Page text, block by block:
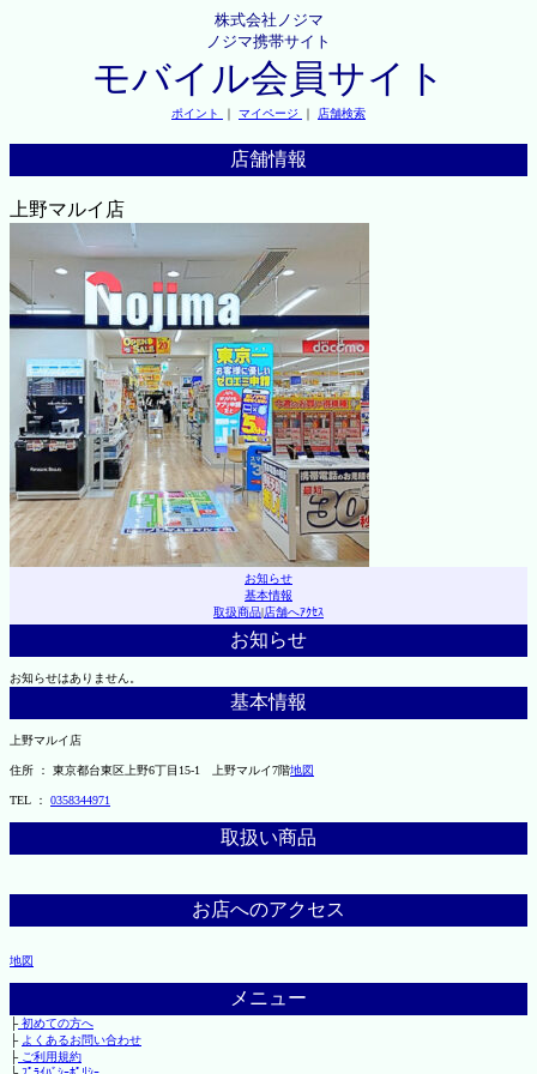
株式会社ノジマ
ノジマ携帯サイト
モバイル会員サイト
ポイント ｜ マイページ ｜ 店舗検索
店舗情報
上野マルイ店
お知らせ
基本情報
取扱商品|店舗へｱｸｾｽ
お知らせ
お知らせはありません。
基本情報
上野マルイ店
住所 ： 東京都台東区上野6丁目15-1 上野マルイ7階地図
TEL ： 0358344971
取扱い商品
お店へのアクセス
地図
メニュー
├初めての方へ
├ よくあるお問い合わせ
├ご利用規約